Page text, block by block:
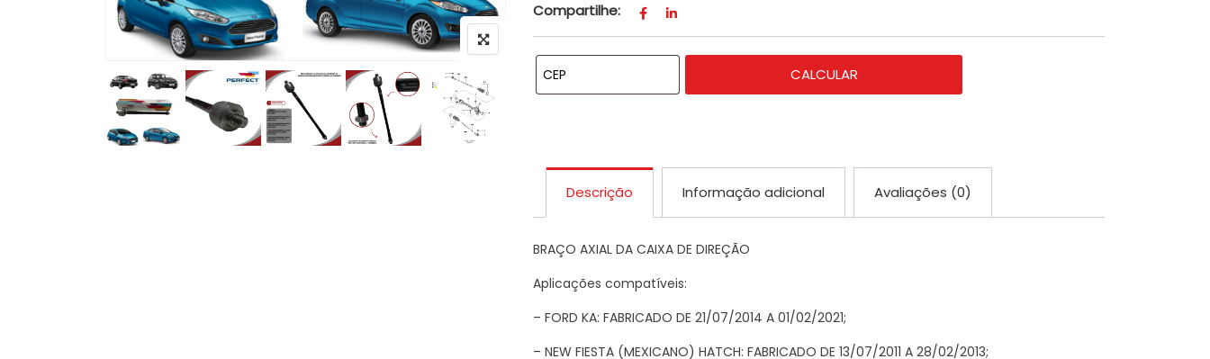
Compartilhe:
CALCULAR
Descrição Informação adicional Avaliações (0)
BRAÇO AXIAL DA CAIXA DE DIREÇÃO
Aplicações compatíveis:
– FORD KA: FABRICADO DE 21/07/2014 A 01/02/2021;
– NEW FIESTA (MEXICANO) HATCH: FABRICADO DE 13/07/2011 A 28/02/2013;